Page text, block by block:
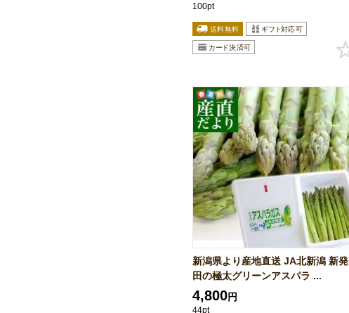
100pt
新潟県より産地直送 JA北新潟 新発
田の極太グリーンアスパラ ...
4,800円
44pt